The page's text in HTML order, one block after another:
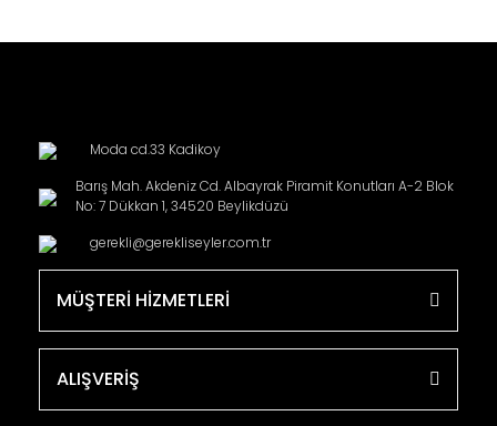
Moda cd.33 Kadikoy
Barış Mah. Akdeniz Cd. Albayrak Piramit Konutları A-2 Blok
No: 7 Dükkan 1, 34520 Beylikdüzü
gerekli@gerekliseyler.com.tr
MÜŞTERİ HİZMETLERİ
ALIŞVERİŞ